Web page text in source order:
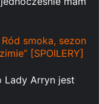
smoka, sezon
[SPOILERY]
Lady Arryn jest